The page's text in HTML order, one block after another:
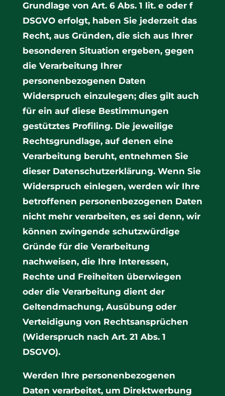
Grundlage von Art. 6 Abs. 1 lit. e oder f
DSGVO erfolgt, haben Sie jederzeit das
Recht, aus Gründen, die sich aus Ihrer
besonderen Situation ergeben, gegen
die Verarbeitung Ihrer
personenbezogenen Daten
Widerspruch einzulegen; dies gilt auch
für ein auf diese Bestimmungen
gestütztes Profiling. Die jeweilige
Rechtsgrundlage, auf denen eine
Verarbeitung beruht, entnehmen Sie
dieser Datenschutzerklärung. Wenn Sie
Widerspruch einlegen, werden wir Ihre
betroffenen personenbezogenen Daten
nicht mehr verarbeiten, es sei denn, wir
können zwingende schutzwürdige
Gründe für die Verarbeitung
nachweisen, die Ihre Interessen,
Rechte und Freiheiten überwiegen
oder die Verarbeitung dient der
Geltendmachung, Ausübung oder
Verteidigung von Rechtsansprüchen
(Widerspruch nach Art. 21 Abs. 1
DSGVO).
Werden Ihre personenbezogenen
Daten verarbeitet, um Direktwerbung